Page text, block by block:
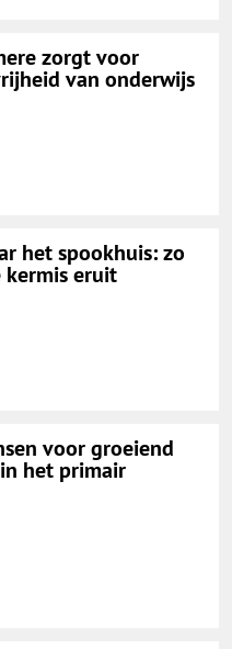
zorgt voor
van onderwijs
het spookhuis: zo
kermis eruit
voor groeiend
het primair